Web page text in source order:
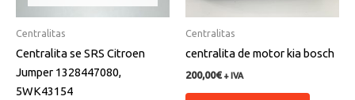
Centralitas
Centralita se SRS Citroen
Jumper 1328447080,
5WK43154
Centralitas
centralita de motor kia bosch
200,00€ + IVA